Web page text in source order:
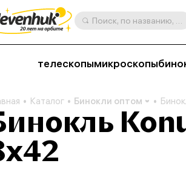
Поиск, по названию, артикулу, категории и др.
телескопымикроскопы
Каталог Бинокли оптом